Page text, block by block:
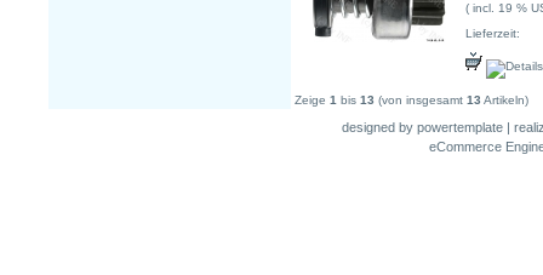
( incl. 19 %
Lieferzeit:
Zeige 1 bis 13 (von insgesamt 13 Artikeln)
designed by powertemplate|
eCommerce